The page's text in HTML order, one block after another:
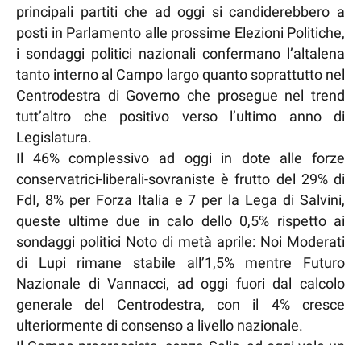
principali partiti che ad oggi si candiderebbero a
posti in Parlamento alle prossime Elezioni Politiche,
i sondaggi politici nazionali confermano l’altalena
tanto interno al Campo largo quanto soprattutto nel
Centrodestra di Governo che prosegue nel trend
tutt’altro che positivo verso l’ultimo anno di
Legislatura.
Il 46% complessivo ad oggi in dote alle forze
conservatrici-liberali-sovraniste è frutto del 29% di
FdI, 8% per Forza Italia e 7 per la Lega di Salvini,
queste ultime due in calo dello 0,5% rispetto ai
sondaggi politici Noto di metà aprile: Noi Moderati
di Lupi rimane stabile all’1,5% mentre Futuro
Nazionale di Vannacci, ad oggi fuori dal calcolo
generale del Centrodestra, con il 4% cresce
ulteriormente di consenso a livello nazionale.